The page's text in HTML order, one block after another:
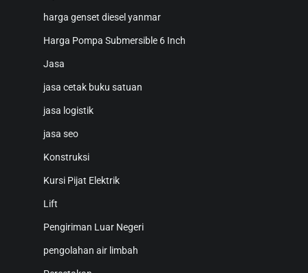
harga genset diesel yanmar
Harga Pompa Submersible 6 Inch
Jasa
jasa cetak buku satuan
jasa logistik
jasa seo
Konstruksi
Kursi Pijat Elektrik
Lift
Pengiriman Luar Negeri
pengolahan air limbah